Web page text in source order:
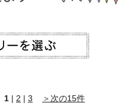
1 | 2 | 3 ＞次の15件